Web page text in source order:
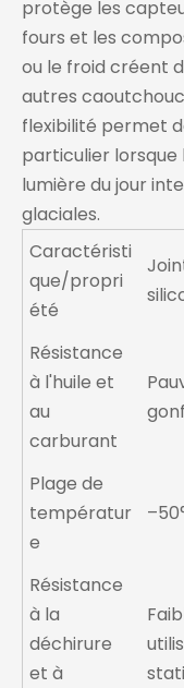
protège les
fours et les
ou le froid créent
autres
flexibilité permet
particulier lorsque
lumière du jour
glaciales.
Caractéristi
que/propri
été
Résistance
à l'huile et
au
carburant
Plage de
températur
e
Résistance
à la
déchirure
et à